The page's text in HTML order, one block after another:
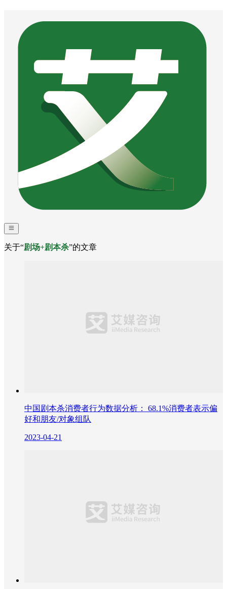
关于“剧场+剧本杀”的文章
中国剧本杀消费者行为数据分析： 68.1%消费者表示偏
好和朋友/对象组队
2023-04-21